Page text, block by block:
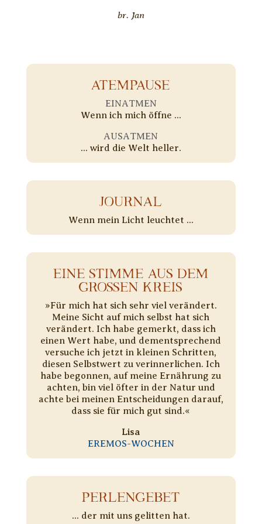
br. Jan
ATEMPAUSE
EINATMEN
Wenn ich mich öffne ...
AUSATMEN
... wird die Welt heller.
JOURNAL
Wenn mein Licht leuchtet ...
EINE STIMME AUS DEM
GROSSEN KREIS
»Für mich hat sich sehr viel verändert.
Meine Sicht auf mich selbst hat sich
verändert. Ich habe gemerkt, dass ich
einen Wert habe, und dementsprechend
versuche ich jetzt in kleinen Schritten,
diesen Selbstwert zu verinnerlichen. Ich
habe begonnen, auf meine Ernährung zu
achten, bin viel öfter in der Natur und
achte bei meinen Entscheidungen darauf,
dass sie für mich gut sind.«
Lisa
EREMOS-WOCHEN
PERLENGEBET
... der mit uns gelitten hat.